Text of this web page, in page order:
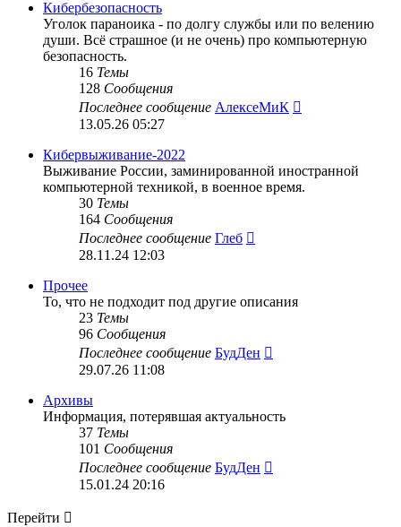
Кибербезопасность
Уголок параноика - по долгу службы или по велению
души. Всё страшное (и не очень) про компьютерную
безопасность.
16 Темы
128 Сообщения
Последнее сообщение АлексеМиК
13.05.26 05:27
Кибервыживание-2022
Выживание России, заминированной иностранной
компьютерной техникой, в военное время.
30 Темы
164 Сообщения
Последнее сообщение Глеб
28.11.24 12:03
Прочее
То, что не подходит под другие описания
23 Темы
96 Сообщения
Последнее сообщение БудДен
29.07.26 11:08
Архивы
Информация, потерявшая актуальность
37 Темы
101 Сообщения
Последнее сообщение БудДен
15.01.24 20:16
Перейти